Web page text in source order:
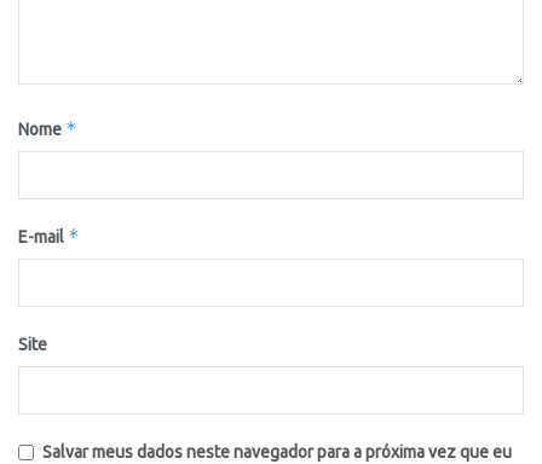
Nome *
E-mail *
Site
Salvar meus dados neste navegador para a próxima vez que eu